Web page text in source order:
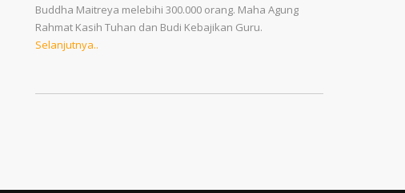
Buddha Maitreya melebihi 300.000 orang. Maha Agung
Rahmat Kasih Tuhan dan Budi Kebajikan Guru.
Selanjutnya..